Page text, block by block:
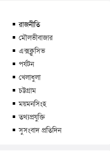
রাজনীতি
মৌলভীবাজার
এক্সক্লুসিভ
পর্যটন
খেলাধুলা
চট্টগ্রাম
ময়মনসিংহ
তথ্যপ্রযুক্তি
সুসংবাদ প্রতিদিন